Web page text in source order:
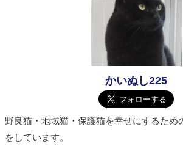
かいぬし225
野良猫・地域猫・保護猫を幸せにするため
をしています。